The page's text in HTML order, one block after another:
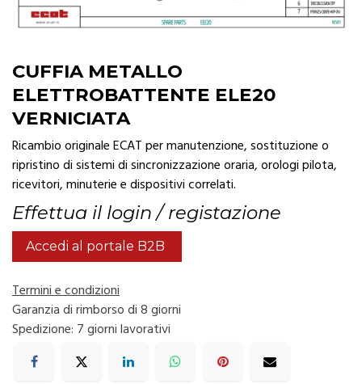
CUFFIA METALLO
ELETTROBATTENTE ELE20
VERNICIATA
Ricambio originale ECAT per manutenzione, sostituzione o
ripristino di sistemi di sincronizzazione oraria, orologi pilota,
ricevitori, minuterie e dispositivi correlati.
Effettua il login / registazione
Accedi al portale B2B
Termini e condizioni
Garanzia di rimborso di 8 giorni
Spedizione: 7 giorni lavorativi